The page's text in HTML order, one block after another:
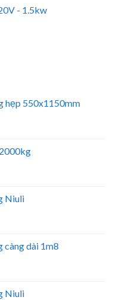
- 1.5kw
hẹp 550x1150mm
Niuli
càng dài 1m8
Niuli